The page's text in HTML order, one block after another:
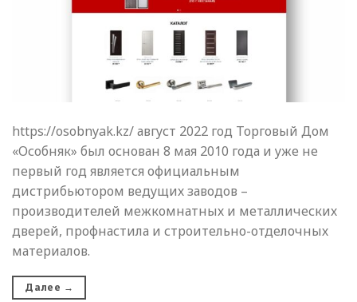
https://osobnyak.kz/ август 2022 год Торговый Дом
«Особняк» был основан 8 мая 2010 года и уже не
первый год является официальным
дистрибьютором ведущих заводов –
производителей межкомнатных и металлических
дверей, профнастила и строительно-отделочных
материалов.
Далее →